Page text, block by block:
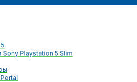
Sony Playstation 5 Slim